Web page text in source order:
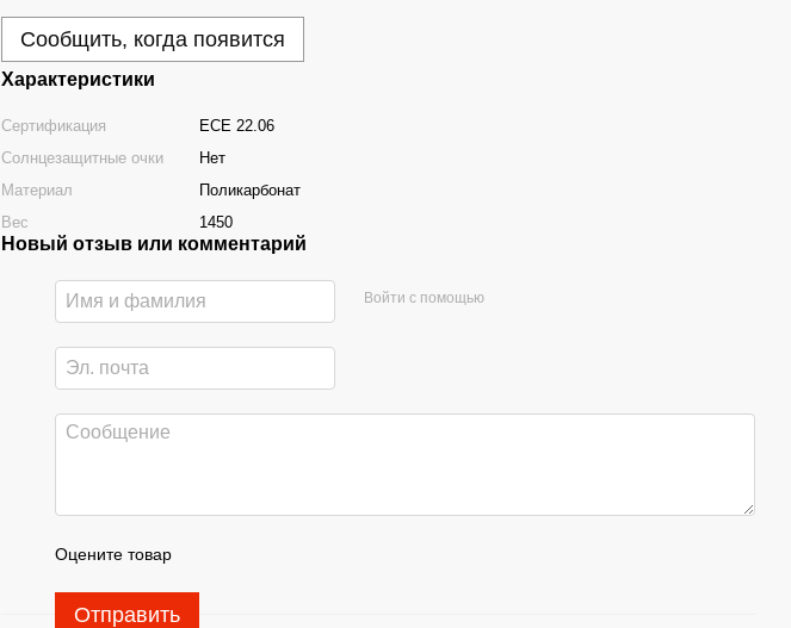
Сообщить, когда появится
Характеристики
Сертификация
ECE 22.06
Солнцезащитные очки
Нет
Материал
Поликарбонат
Вес
1450
Новый отзыв или комментарий
Войти с помощью
Оцените товар
Отправить